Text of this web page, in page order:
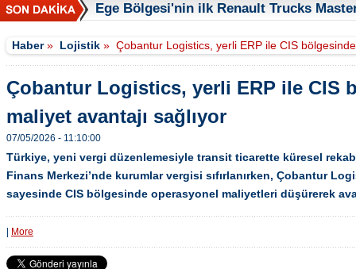
Ege Bölgesi'nin ilk Renault Trucks
Haber» Lojistik »Çobantur Logistics, yerli ERP ile CIS
Çobantur Logistics, yerli ERP ile CIS
maliyet avantajı sağlıyor
07/05/2026 - 11:10:00
Türkiye, yeni vergi düzenlemesiyle transit ticarette küresel
Finans Merkezi’nde kurumlar vergisi sıfırlanırken, Çobantur
sayesinde CIS bölgesinde operasyonel maliyetleri düşürerek
More